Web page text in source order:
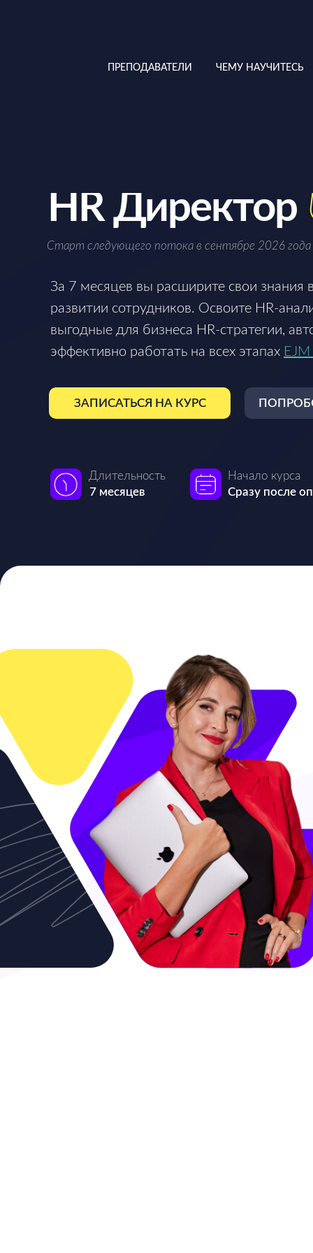
ПРЕПОДАВАТЕЛИ ЧЕМУ НАУЧИТЕСЬ
ЗАПИСАТЬСЯ НА КУРС
За 7 месяцев вы расширите свои знания
развитии сотрудников. Освоите HR-
выгодные для бизнеса HR-стратегии,
эффективно работать на всех этапах
Старт следующего потока в сентябре 2026 года
HR Директор
Начало курса
Сразу после
Длительность
7 месяцев